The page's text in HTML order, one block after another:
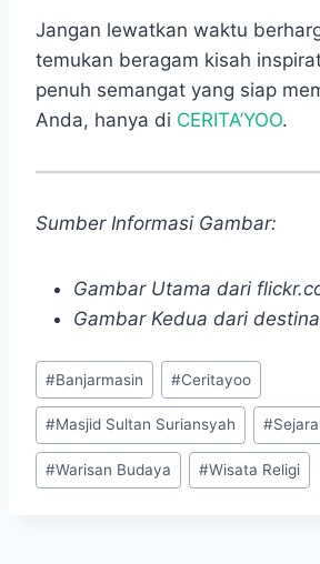
Jangan lewatkan waktu
temukan beragam kisah
penuh semangat yang siap
Anda, hanya di CERITA’YOO.
Sumber Informasi Gambar:
Gambar Utama dari
Gambar Kedua dari
Post
Tags:
#Banjarmasin #Ceritayoo
#Masjid Sultan Suriansyah #
#Warisan Budaya #Wisata Religi